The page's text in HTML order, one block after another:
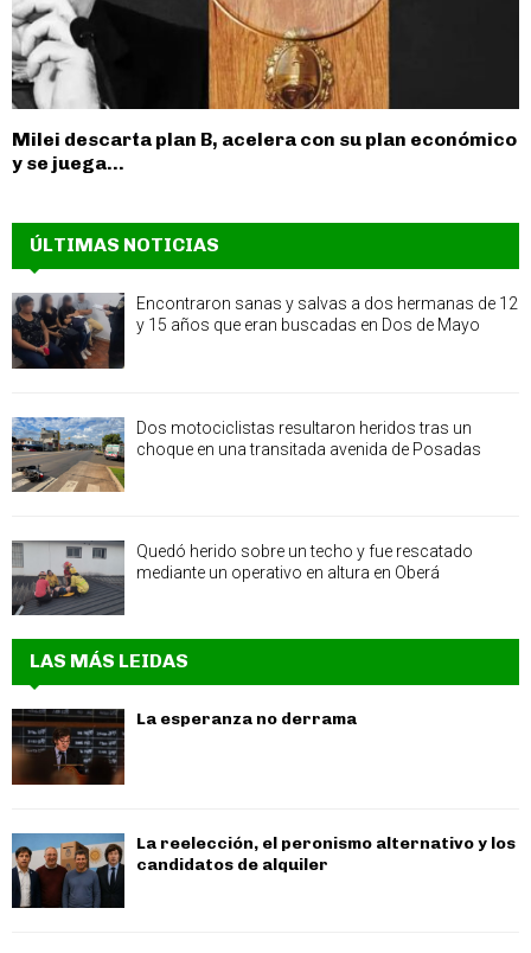
Milei descarta plan B, acelera con su plan económico
y se juega...
ÚLTIMAS NOTICIAS
Encontraron sanas y salvas a dos hermanas de 12
y 15 años que eran buscadas en Dos de Mayo
Dos motociclistas resultaron heridos tras un
choque en una transitada avenida de Posadas
Quedó herido sobre un techo y fue rescatado
mediante un operativo en altura en Oberá
LAS MÁS LEIDAS
La esperanza no derrama
La reelección, el peronismo alternativo y los
candidatos de alquiler